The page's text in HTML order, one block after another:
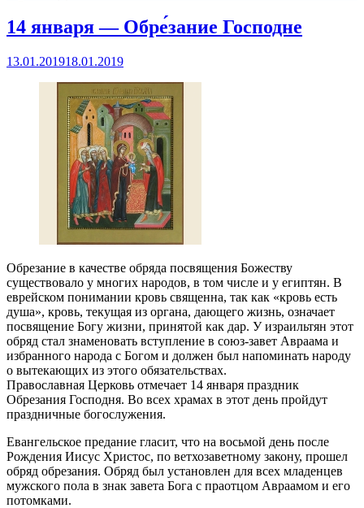
14 января — Обре́зание Господне
13.01.201918.01.2019
Обрезание в качестве обряда посвящения Божеству
существовало у многих народов, в том числе и у египтян. В
еврейском понимании кровь священна, так как «кровь есть
душа», кровь, текущая из органа, дающего жизнь, означает
посвящение Богу жизни, принятой как дар. У израильтян этот
обряд стал знаменовать вступление в союз-завет Авраама и
избранного народа с Богом и должен был напоминать народу
о вытекающих из этого обязательствах.
Православная Церковь отмечает 14 января праздник
Обрезания Господня. Во всех храмах в этот день пройдут
праздничные богослужения.
Евангельское предание гласит, что на восьмой день после
Рождения Иисус Христос, по ветхозаветному закону, прошел
обряд обрезания. Обряд был установлен для всех младенцев
мужского пола в знак завета Бога с праотцом Авраамом и его
потомками.